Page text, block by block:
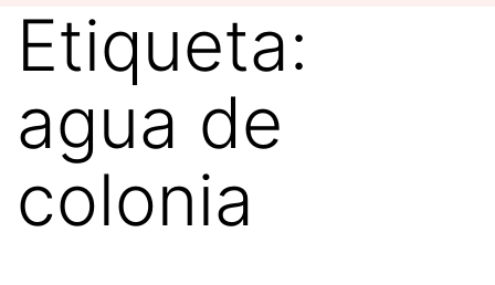
Etiqueta:
agua de
colonia